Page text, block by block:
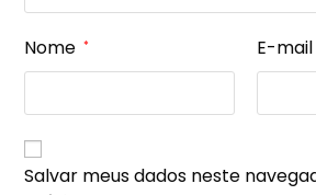
Nome * E-mail
Salvar meus dados neste